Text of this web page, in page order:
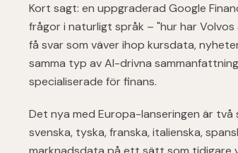
Kort sagt: en uppgraderad Google
frågor i naturligt språk – "hur har
få svar som väver ihop kursdata,
samma typ av AI-drivna
specialiserade för finans.
Det nya med Europa-lanseringen är
svenska, tyska, franska, italienska,